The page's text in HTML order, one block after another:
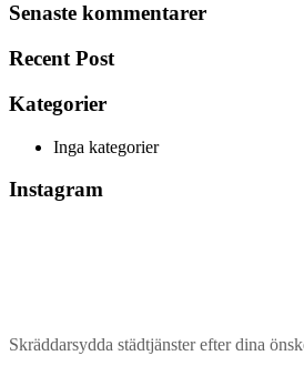
Senaste kommentarer
Recent Post
Kategorier
Inga kategorier
Instagram
Skräddarsydda städtjänster efter dina